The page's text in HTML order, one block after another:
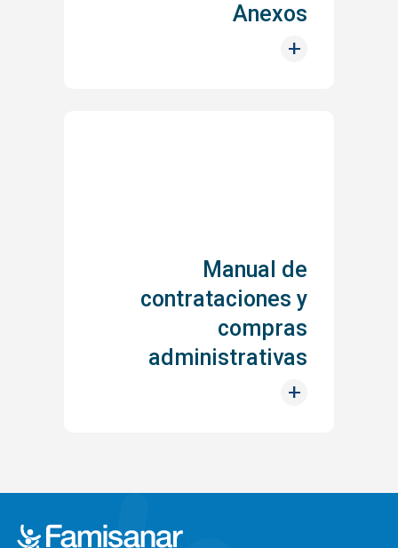
Anexos
+
Manual de
contrataciones y
compras
administrativas
+